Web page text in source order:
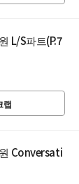
L/S파트(P.7
랩
Conversati